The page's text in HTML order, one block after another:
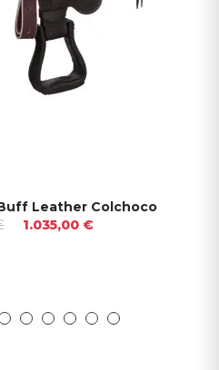
Leather Colchoco
1.035,00 €